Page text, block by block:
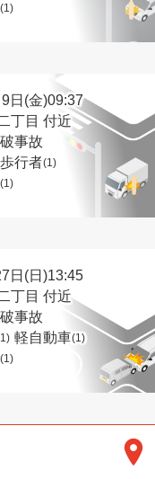
(1)
日(金)09:37
丁目 付近
事故
歩行者(1)
(1)
日(日)13:45
丁目 付近
事故
軽自動車(1)
(1)